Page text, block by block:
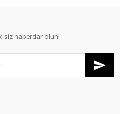
siz haberdar olun!